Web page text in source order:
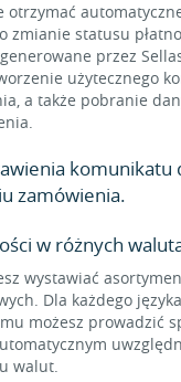
otrzymać
zmianie statusu
przez
użytecznego
a także pobranie
komunikatu
zamówienia.
w różnych
wystawiać
Dla każdego
możesz prowadzić
walut.